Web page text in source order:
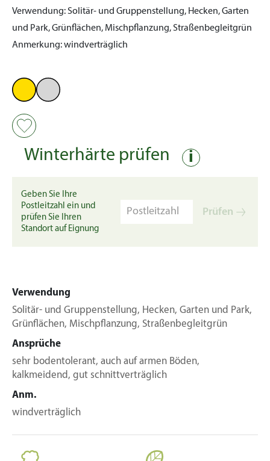
Verwendung:Solitär- und Gruppenstellung, Hecken, Garten
und Park, Grünflächen, Mischpflanzung, Straßenbegleitgrün
Anmerkung:windverträglich
Winterhärte prüfen i
Geben Sie Ihre
Postleitzahl ein und
prüfen Sie Ihren
Standort auf Eignung
Prüfen
Verwendung
Solitär- und Gruppenstellung, Hecken, Garten und Park,
Grünflächen, Mischpflanzung, Straßenbegleitgrün
Ansprüche
sehr bodentolerant, auch auf armen Böden,
kalkmeidend, gut schnittverträglich
Anm.
windverträglich